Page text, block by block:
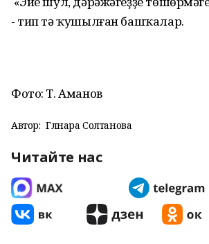
- тип тә ҡушылған башҡалар.
Фото: Т. Аманов
Автор: Гөлнара Солтанова
Читайте нас